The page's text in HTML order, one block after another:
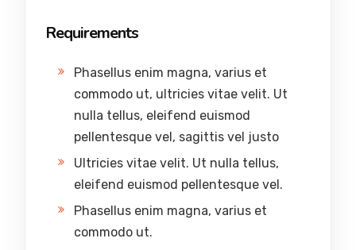
Requirements
Phasellus enim magna, varius et
commodo ut, ultricies vitae velit. Ut
nulla tellus, eleifend euismod
pellentesque vel, sagittis vel justo
Ultricies vitae velit. Ut nulla tellus,
eleifend euismod pellentesque vel.
Phasellus enim magna, varius et
commodo ut.